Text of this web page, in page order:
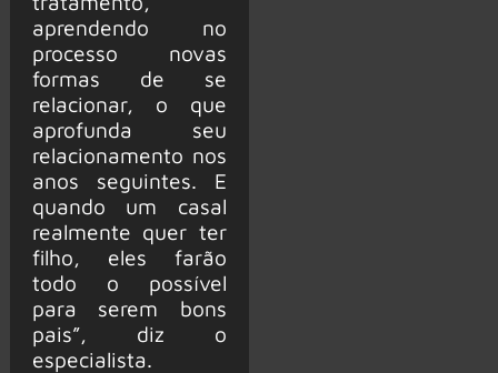
aprendendo no
processo novas
formas de se
relacionar, o que
aprofunda seu
relacionamento nos
anos seguintes. E
quando um casal
realmente quer ter
filho, eles farão
todo o possível
para serem bons
pais”, diz o
especialista.